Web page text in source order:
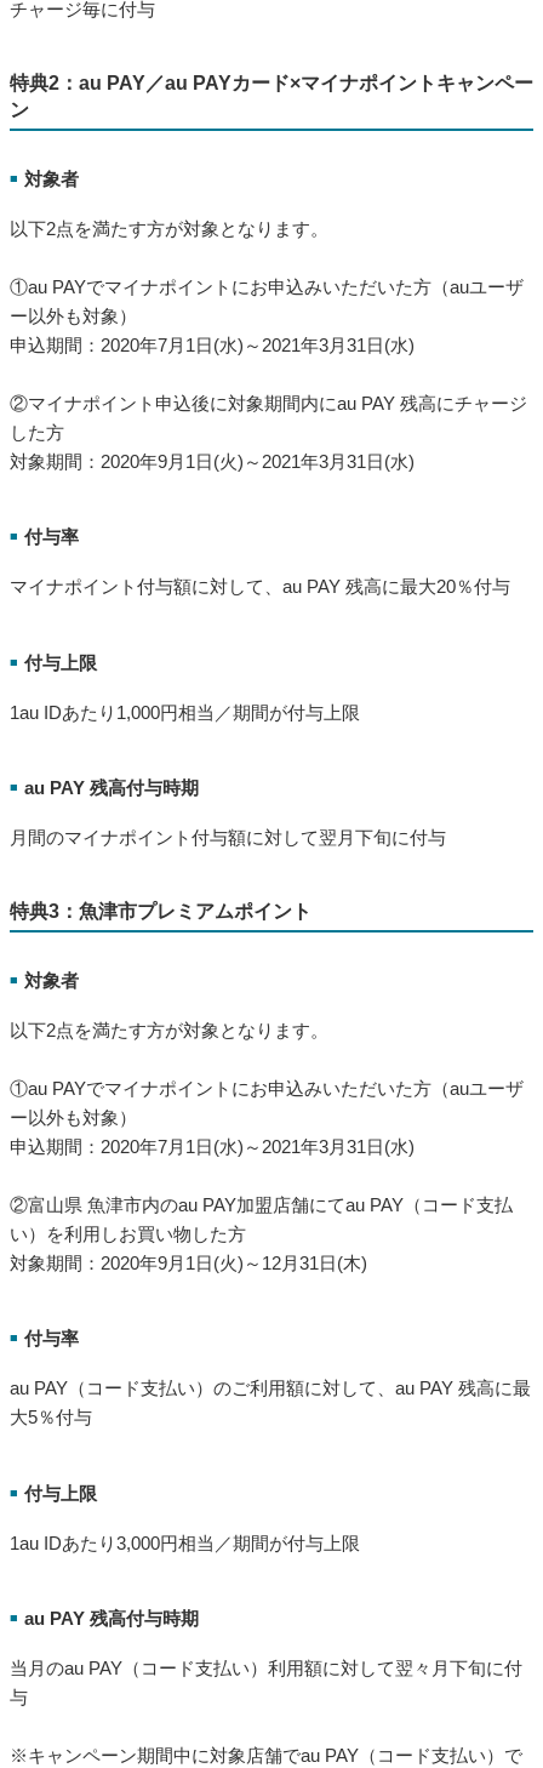
チャージ毎に付与
特典2：au PAY／au PAYカード×マイナポイントキャンペー
ン
■ 対象者
以下2点を満たす方が対象となります。
①au PAYでマイナポイントにお申込みいただいた方（auユーザ
ー以外も対象）
申込期間：2020年7月1日(水)～2021年3月31日(水)
②マイナポイント申込後に対象期間内にau PAY 残高にチャージ
した方
対象期間：2020年9月1日(火)～2021年3月31日(水)
■ 付与率
マイナポイント付与額に対して、au PAY 残高に最大20％付与
■ 付与上限
1au IDあたり1,000円相当／期間が付与上限
■ au PAY 残高付与時期
月間のマイナポイント付与額に対して翌月下旬に付与
特典3：魚津市プレミアムポイント
■ 対象者
以下2点を満たす方が対象となります。
①au PAYでマイナポイントにお申込みいただいた方（auユーザ
ー以外も対象）
申込期間：2020年7月1日(水)～2021年3月31日(水)
②富山県 魚津市内のau PAY加盟店舗にてau PAY（コード支払
い）を利用しお買い物した方
対象期間：2020年9月1日(火)～12月31日(木)
■ 付与率
au PAY（コード支払い）のご利用額に対して、au PAY 残高に最
大5％付与
■ 付与上限
1au IDあたり3,000円相当／期間が付与上限
■ au PAY 残高付与時期
当月のau PAY（コード支払い）利用額に対して翌々月下旬に付
与
※キャンペーン期間中に対象店舗でau PAY（コード支払い）で